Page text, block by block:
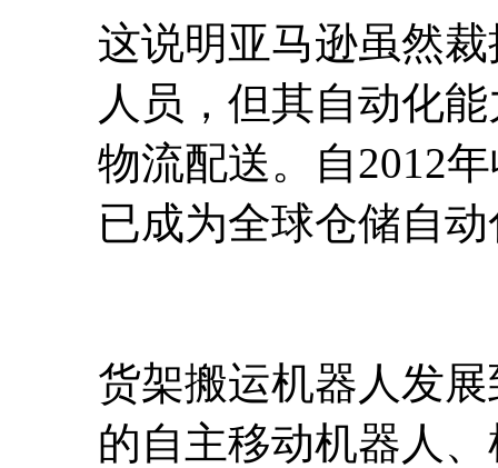
这说明亚马逊虽然
人员，但其自动化
物流配送。自2012
已成为全球仓储自
货架搬运机器人发
的自主移动机器人